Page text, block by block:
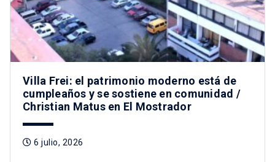
Villa Frei: el patrimonio moderno está de
cumpleaños y se sostiene en comunidad /
Christian Matus en El Mostrador
6 julio, 2026